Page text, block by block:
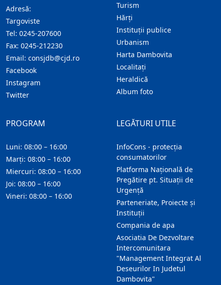
Adresă:
Targoviste
Tel: 0245-207600
Fax: 0245-212230
Email: consjdb@cjd.ro
Facebook
Instagram
Twitter
Turism
Hărţi
Instituţii publice
Urbanism
Harta Dambovita
Localitaţi
Heraldică
Album foto
LEGĂTURI UTILE
InfoCons - protecția
consumatorilor
Platforma Națională de
Pregătire pt. Situații de
Urgență
Parteneriate, Proiecte și
Instituții
Compania de apa
Asociatia De Dezvoltare
Intercomunitara
"Management Integrat Al
Deseurilor In Judetul
Dambovita"
PROGRAM
Luni: 08:00 – 16:00
Marți: 08:00 – 16:00
Miercuri: 08:00 – 16:00
Joi: 08:00 – 16:00
Vineri: 08:00 – 16:00